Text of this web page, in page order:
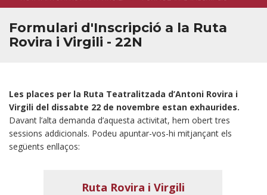
Formulari d'Inscripció a la Ruta
Rovira i Virgili - 22N
Les places per la Ruta Teatralitzada d’Antoni Rovira i
Virgili del dissabte 22 de novembre estan exhaurides.
Davant l’alta demanda d’aquesta activitat, hem obert tres
sessions addicionals. Podeu apuntar-vos-hi mitjançant els
següents enllaços:
Ruta Rovira i Virgili